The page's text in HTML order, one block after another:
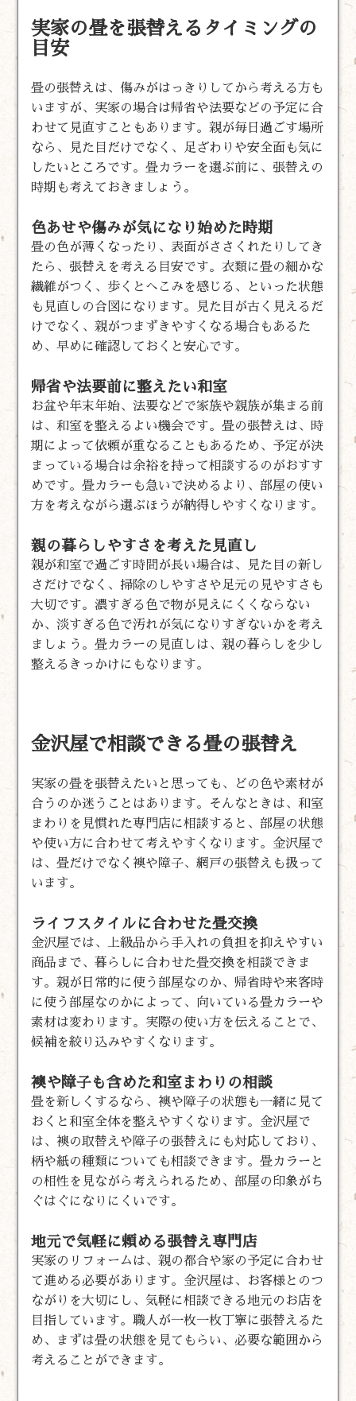
実家の畳を張替えるタイミングの
目安
畳の張替えは、傷みがはっきりしてから考える方も
いますが、実家の場合は帰省や法要などの予定に合
わせて見直すこともあります。親が毎日過ごす場所
なら、見た目だけでなく、足ざわりや安全面も気に
したいところです。畳カラーを選ぶ前に、張替えの
時期も考えておきましょう。
色あせや傷みが気になり始めた時期
畳の色が薄くなったり、表面がささくれたりしてき
たら、張替えを考える目安です。衣類に畳の細かな
繊維がつく、歩くとへこみを感じる、といった状態
も見直しの合図になります。見た目が古く見えるだ
けでなく、親がつまずきやすくなる場合もあるた
め、早めに確認しておくと安心です。
帰省や法要前に整えたい和室
お盆や年末年始、法要などで家族や親族が集まる前
は、和室を整えるよい機会です。畳の張替えは、時
期によって依頼が重なることもあるため、予定が決
まっている場合は余裕を持って相談するのがおすす
めです。畳カラーも急いで決めるより、部屋の使い
方を考えながら選ぶほうが納得しやすくなります。
親の暮らしやすさを考えた見直し
親が和室で過ごす時間が長い場合は、見た目の新し
さだけでなく、掃除のしやすさや足元の見やすさも
大切です。濃すぎる色で物が見えにくくならない
か、淡すぎる色で汚れが気になりすぎないかを考え
ましょう。畳カラーの見直しは、親の暮らしを少し
整えるきっかけにもなります。
金沢屋で相談できる畳の張替え
実家の畳を張替えたいと思っても、どの色や素材が
合うのか迷うことはあります。そんなときは、和室
まわりを見慣れた専門店に相談すると、部屋の状態
や使い方に合わせて考えやすくなります。金沢屋で
は、畳だけでなく襖や障子、網戸の張替えも扱って
います。
ライフスタイルに合わせた畳交換
金沢屋では、上級品から手入れの負担を抑えやすい
商品まで、暮らしに合わせた畳交換を相談できま
す。親が日常的に使う部屋なのか、帰省時や来客時
に使う部屋なのかによって、向いている畳カラーや
素材は変わります。実際の使い方を伝えることで、
候補を絞り込みやすくなります。
襖や障子も含めた和室まわりの相談
畳を新しくするなら、襖や障子の状態も一緒に見て
おくと和室全体を整えやすくなります。金沢屋で
は、襖の取替えや障子の張替えにも対応しており、
柄や紙の種類についても相談できます。畳カラーと
の相性を見ながら考えられるため、部屋の印象がち
ぐはぐになりにくいです。
地元で気軽に頼める張替え専門店
実家のリフォームは、親の都合や家の予定に合わせ
て進める必要があります。金沢屋は、お客様とのつ
ながりを大切にし、気軽に相談できる地元のお店を
目指しています。職人が一枚一枚丁寧に張替えるた
め、まずは畳の状態を見てもらい、必要な範囲から
考えることができます。